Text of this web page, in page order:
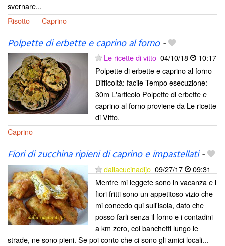
svernare...
Risotto
Caprino
Polpette di erbette e caprino al forno-
Le ricette di vitto 04/10/18
10:17
Polpette di erbette e caprino al forno
Difficoltà: facile Tempo esecuzione:
30m L'articolo Polpette di erbette e
caprino al forno proviene da Le ricette
di Vitto.
Caprino
Fiori di zucchina ripieni di caprino e impastellati-
dallacucinadijo 09/27/17
09:31
Mentre mi leggete sono in vacanza e i
fiori fritti sono un appetitoso vizio che
mi concedo qui sull'isola, dato che
posso farli senza il forno e i contadini
a km zero, coi banchetti lungo le
strade, ne sono pieni. Se poi conto che ci sono gli amici locali...